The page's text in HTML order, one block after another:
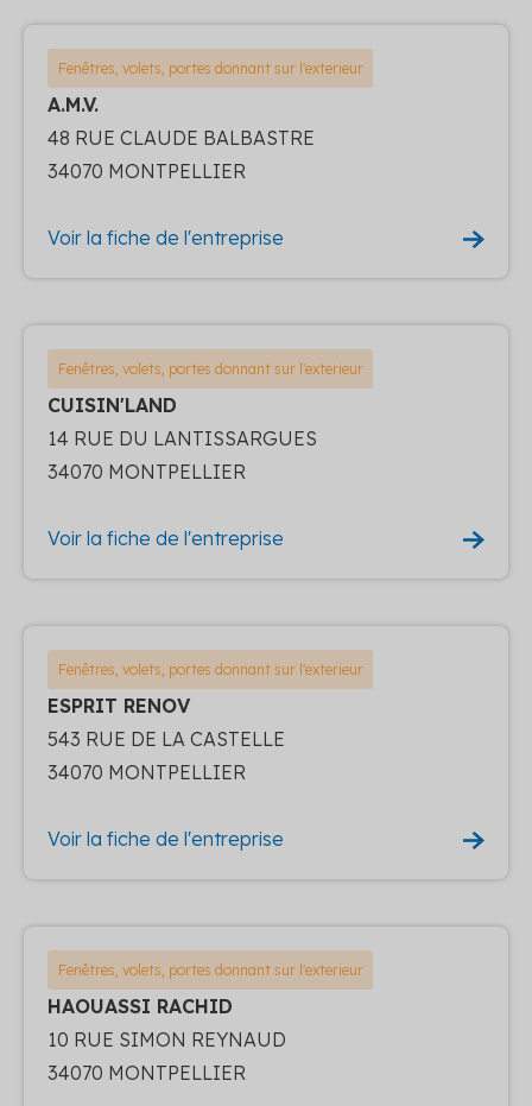
Fenêtres, volets, portes donnant sur l'exterieur
A.M.V.
48 RUE CLAUDE BALBASTRE
34070 MONTPELLIER
Voir la fiche de l'entreprise
Fenêtres, volets, portes donnant sur l'exterieur
CUISIN'LAND
14 RUE DU LANTISSARGUES
34070 MONTPELLIER
Voir la fiche de l'entreprise
Fenêtres, volets, portes donnant sur l'exterieur
ESPRIT RENOV
543 RUE DE LA CASTELLE
34070 MONTPELLIER
Voir la fiche de l'entreprise
Fenêtres, volets, portes donnant sur l'exterieur
HAOUASSI RACHID
10 RUE SIMON REYNAUD
34070 MONTPELLIER